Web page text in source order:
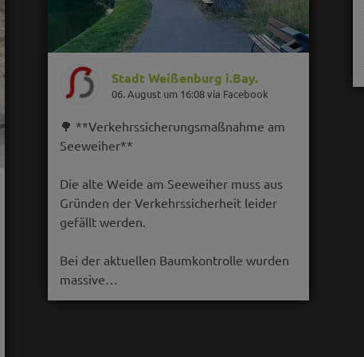
Stadt Weißenburg i.Bay.
06. August um 16:08 via Facebook
🌳 **Verkehrssicherungsmaßnahme am
Seeweiher**
Die alte Weide am Seeweiher muss aus
Gründen der Verkehrssicherheit leider
gefällt werden.
Bei der aktuellen Baumkontrolle wurden
massive…